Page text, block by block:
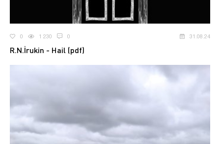
0 1 230 0 31.08.24
R.N.İrukin - Hail (pdf)